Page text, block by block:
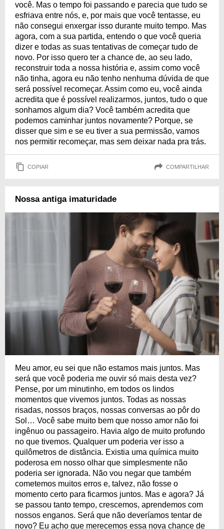
você. Mas o tempo foi passando e parecia que tudo se
esfriava entre nós, e, por mais que você tentasse, eu
não consegui enxergar isso durante muito tempo. Mas
agora, com a sua partida, entendo o que você queria
dizer e todas as suas tentativas de começar tudo de
novo. Por isso quero ter a chance de, ao seu lado,
reconstruir toda a nossa história e, assim como você
não tinha, agora eu não tenho nenhuma dúvida de que
será possível recomeçar. Assim como eu, você ainda
acredita que é possível realizarmos, juntos, tudo o que
sonhamos algum dia? Você também acredita que
podemos caminhar juntos novamente? Porque, se
disser que sim e se eu tiver a sua permissão, vamos
nos permitir recomeçar, mas sem deixar nada pra trás.
COPIAR COMPARTILHAR
Nossa antiga imaturidade
Meu amor, eu sei que não estamos mais juntos. Mas
será que você poderia me ouvir só mais desta vez?
Pense, por um minutinho, em todos os lindos
momentos que vivemos juntos. Todas as nossas
risadas, nossos braços, nossas conversas ao pôr do
Sol… Você sabe muito bem que nosso amor não foi
ingênuo ou passageiro. Havia algo de muito profundo
no que tivemos. Qualquer um poderia ver isso a
quilômetros de distância. Existia uma química muito
poderosa em nosso olhar que simplesmente não
poderia ser ignorada. Não vou negar que também
cometemos muitos erros e, talvez, não fosse o
momento certo para ficarmos juntos. Mas e agora? Já
se passou tanto tempo, crescemos, aprendemos com
nossos enganos. Será que não deveríamos tentar de
novo? Eu acho que merecemos essa nova chance de